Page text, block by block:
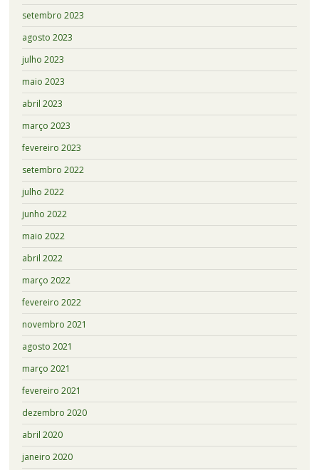
setembro 2023
agosto 2023
julho 2023
maio 2023
abril 2023
março 2023
fevereiro 2023
setembro 2022
julho 2022
junho 2022
maio 2022
abril 2022
março 2022
fevereiro 2022
novembro 2021
agosto 2021
março 2021
fevereiro 2021
dezembro 2020
abril 2020
janeiro 2020